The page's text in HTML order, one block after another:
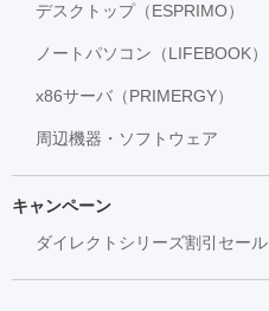
デスクトップ（ESPRIMO）
ノートパソコン（LIFEBOOK）
x86サーバ（PRIMERGY）
周辺機器・ソフトウェア
キャンペーン
ダイレクトシリーズ割引セール